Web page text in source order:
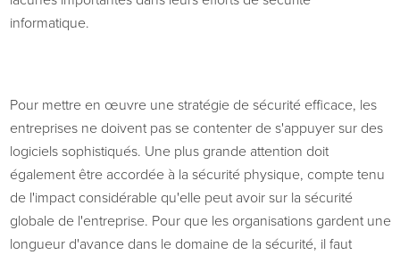
informatique.
Pour mettre en œuvre une stratégie de sécurité efficace, les
entreprises ne doivent pas se contenter de s'appuyer sur des
logiciels sophistiqués. Une plus grande attention doit
également être accordée à la sécurité physique, compte tenu
de l'impact considérable qu'elle peut avoir sur la sécurité
globale de l'entreprise. Pour que les organisations gardent une
longueur d'avance dans le domaine de la sécurité, il faut